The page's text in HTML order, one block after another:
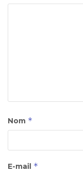
Nom *
E-mail *